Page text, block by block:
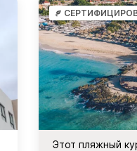
Этот пляжный